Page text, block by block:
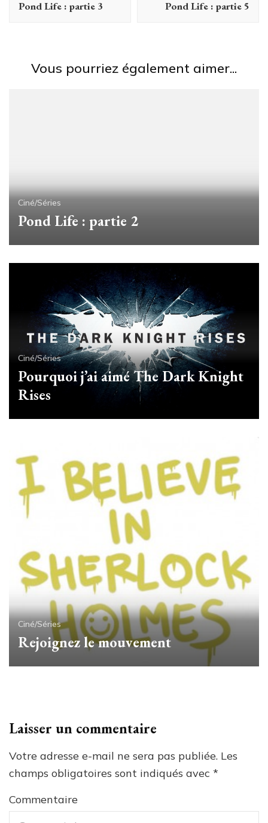
Pond Life : partie 3 Pond Life : partie 5
Vous pourriez également aimer...
Ciné/Séries
Pond Life : partie 2
Ciné/Séries
Pourquoi j’ai aimé The Dark Knight
Rises
Ciné/Séries
Rejoignez le mouvement
Laisser un commentaire
Votre adresse e-mail ne sera pas publiée. Les
champs obligatoires sont indiqués avec *
Commentaire